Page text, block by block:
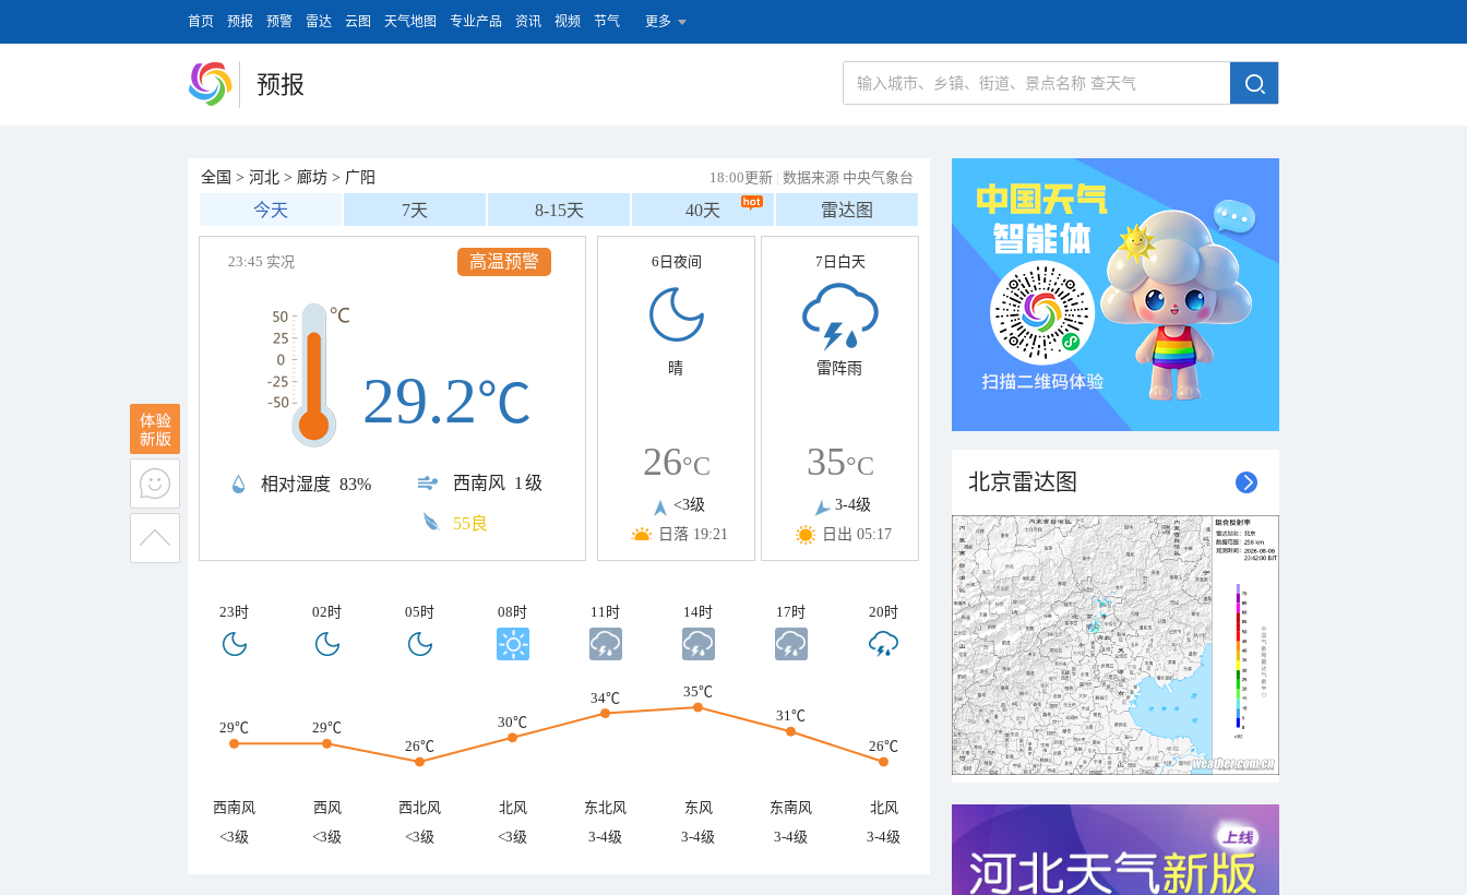
首页 预报 预警 雷达 云图 天气地图 专业产品 资讯 视频 节气 更多
预报
全国 > 河北 > 廊坊 > 广阳 18:00更新 | 数据来源 中央气象台
今天 7天 8-15天 40天 雷达图
23:45 实况
相对湿度 83% 西南风 1级
29.2℃
55良
高温预警 6日夜间
晴
26°C
<3级
日落 19:21
7日白天
雷阵雨
35°C
3-4级
日出 05:17
23时 02时 05时 08时 11时 14时 17时 20时
29℃
29℃
26℃
30℃
34℃
35℃
31℃
26℃
西南风 西风 西北风 北风 东北风 东风 东南风
北风
<3级
<3级 <3级 <3级 3-4级 3-4级 3-4级 3-4级
北京雷达图